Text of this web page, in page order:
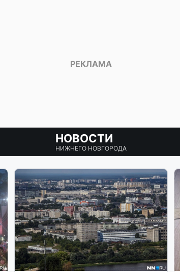
НОВОСТИ
НИЖНЕГО НОВГОРОДА